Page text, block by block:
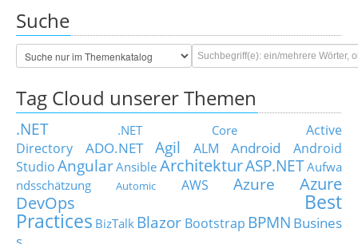
Suche
Tag Cloud unserer Themen
.NET .NET Core
Active
Directory
ADO.NET Agil ALM Android
Android
StudioAngularAnsible ArchitekturASP.NETAufwa
ndsschätzung
Automic AWS Azure
Azure
DevOps
Best
Practices BizTalk Blazor Bootstrap BPMN Busines